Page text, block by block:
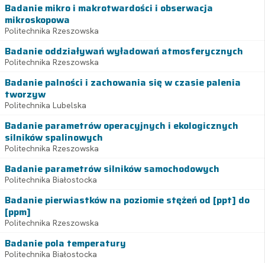
Badanie mikro i makrotwardości i obserwacja
mikroskopowa
Politechnika Rzeszowska
Badanie oddziaływań wyładowań atmosferycznych
Politechnika Rzeszowska
Badanie palności i zachowania się w czasie palenia
tworzyw
Politechnika Lubelska
Badanie parametrów operacyjnych i ekologicznych
silników spalinowych
Politechnika Rzeszowska
Badanie parametrów silników samochodowych
Politechnika Białostocka
Badanie pierwiastków na poziomie stężeń od [ppt] do
[ppm]
Politechnika Rzeszowska
Badanie pola temperatury
Politechnika Białostocka